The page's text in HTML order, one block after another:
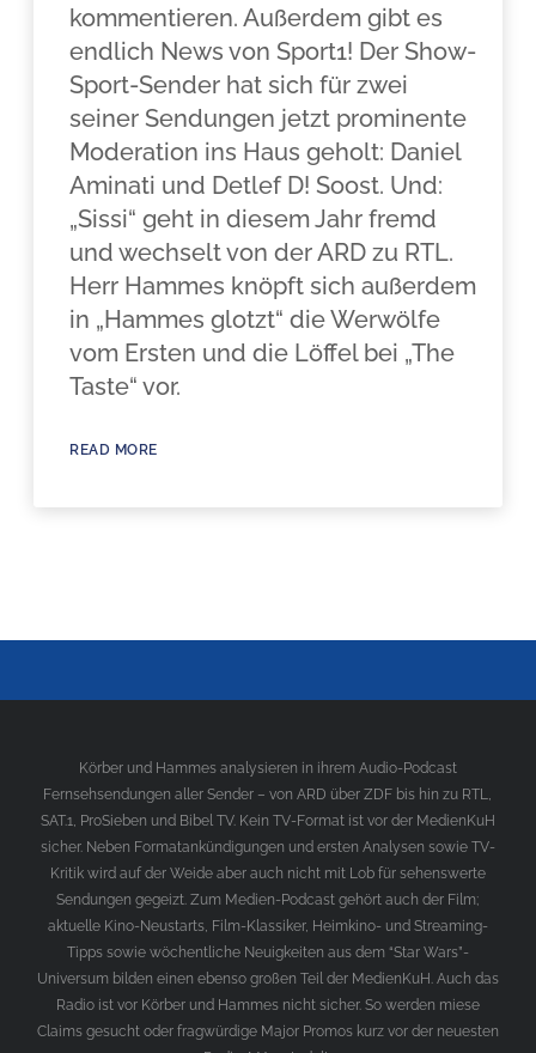
kommentieren. Außerdem gibt es
endlich News von Sport1! Der Show-
Sport-Sender hat sich für zwei
seiner Sendungen jetzt prominente
Moderation ins Haus geholt: Daniel
Aminati und Detlef D! Soost. Und:
„Sissi“ geht in diesem Jahr fremd
und wechselt von der ARD zu RTL.
Herr Hammes knöpft sich außerdem
in „Hammes glotzt“ die Werwölfe
vom Ersten und die Löffel bei „The
Taste“ vor.
READ MORE
Körber und Hammes analysieren in ihrem Audio-Podcast
Fernsehsendungen aller Sender – von ARD über ZDF bis hin zu RTL,
SAT.1, ProSieben und Bibel TV. Kein TV-Format ist vor der MedienKuH
sicher. Neben Formatankündigungen und ersten Analysen sowie TV-
Kritik wird auf der Weide aber auch nicht mit Lob für sehenswerte
Sendungen gegeizt. Zum Medien-Podcast gehört auch der Film;
aktuelle Kino-Neustarts, Film-Klassiker, Heimkino- und Streaming-
Tipps sowie wöchentliche Neuigkeiten aus dem “Star Wars”-
Universum bilden einen ebenso großen Teil der MedienKuH. Auch das
Radio ist vor Körber und Hammes nicht sicher. So werden miese
Claims gesucht oder fragwürdige Major Promos kurz vor der neuesten